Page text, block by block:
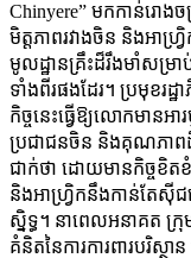
Chinyere” មកកាន់រោង
មិត្តភាពរវាងចិន និងអាហ្
មូលដ្ឋានគ្រឹះដ៏រឹងមាំសម្រ
ទាំងពីរផងដែរ។ ប្រមុខរ
កិច្ចនេះធ្វើឱ្យលោកមាន
ប្រជាជនចិន និងគុណភាពដ៏
ជាក់ថា ដោយមានកិច្ចខិតខំ
និងអាហ្វ្រិកនឹងកាន់តែស៊ី
ស្និទ្ធ។ នាពេលអនាគត ក្
គំនិតនៃការការពារបរិស្ថ